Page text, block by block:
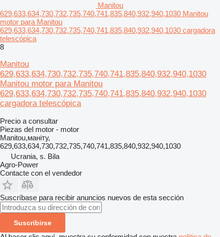
Manitou
629,633,634,730,732,735,740,741,835,840,932,940,1030 Manitou
motor para Manitou
629,633,634,730,732,735,740,741,835,840,932,940,1030 cargadora
telescópica
8
Manitou
629,633,634,730,732,735,740,741,835,840,932,940,1030
Manitou motor para Manitou
629,633,634,730,732,735,740,741,835,840,932,940,1030
cargadora telescópica
Precio a consultar
Piezas del motor - motor
Manitou,маніту,
629,633,634,730,732,735,740,741,835,840,932,940,1030
Ucrania, s. Bila
Agro-Power
Contacte con el vendedor
Suscríbase para recibir anuncios nuevos de esta sección
Suscribirse